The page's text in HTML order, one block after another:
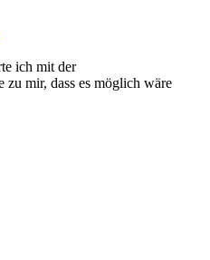
ich mit der
zu mir, dass es möglich wäre